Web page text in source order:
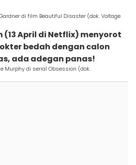
di film Beautiful Disaster (dok. Voltage
(13 April di Netflix) menyorot
bedah dengan calon
ada adegan panas!
Murphy di serial Obsession (dok.